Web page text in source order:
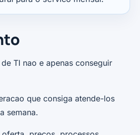
TI nao e apenas conseguir
que consiga atende-los
semana.